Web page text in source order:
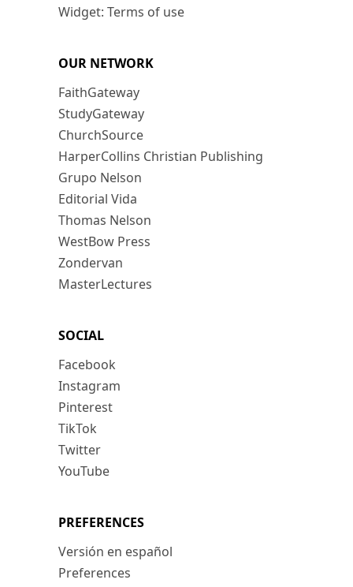
Widget: Terms of use
OUR NETWORK
FaithGateway
StudyGateway
ChurchSource
HarperCollins Christian Publishing
Grupo Nelson
Editorial Vida
Thomas Nelson
WestBow Press
Zondervan
MasterLectures
SOCIAL
Facebook
Instagram
Pinterest
TikTok
Twitter
YouTube
PREFERENCES
Versión en español
Preferences